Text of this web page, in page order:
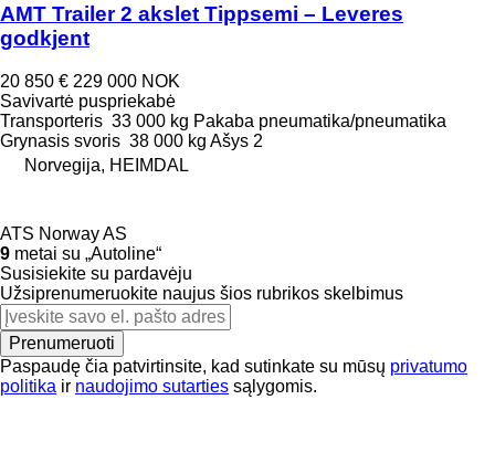
AMT Trailer 2 akslet Tippsemi – Leveres
godkjent
20 850 € 229 000 NOK
Savivartė puspriekabė
Transporteris 33 000 kg Pakaba pneumatika/pneumatika
Grynasis svoris 38 000 kg Ašys 2
Norvegija, HEIMDAL
ATS Norway AS
9 metai su „Autoline“
Susisiekite su pardavėju
Užsiprenumeruokite naujus šios rubrikos skelbimus
Prenumeruoti
Paspaudę čia patvirtinsite, kad sutinkate su mūsų privatumo
politika ir naudojimo sutarties sąlygomis.